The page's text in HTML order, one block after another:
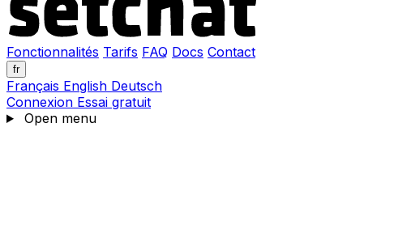
Fonctionnalités Tarifs FAQ Docs Contact
fr
Français English Deutsch
Connexion Essai gratuit
Open menu